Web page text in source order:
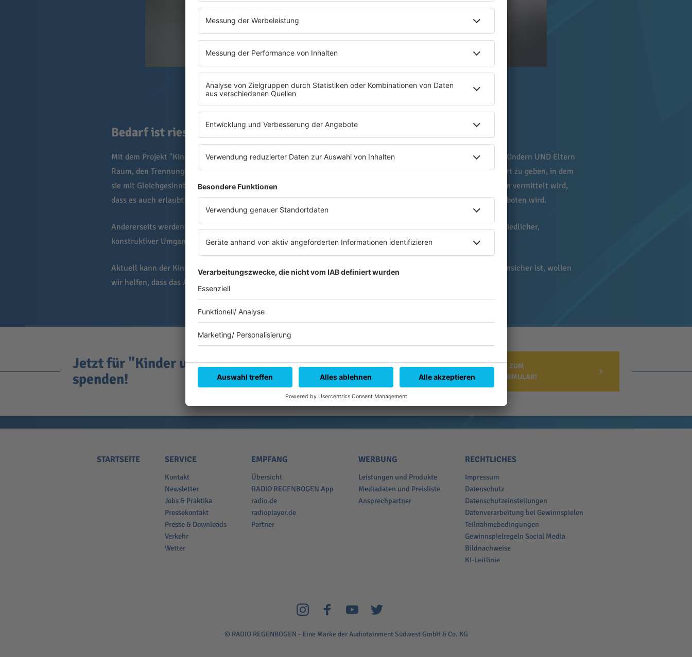
Bedarf ist riesig - Finanzierung unsicher
Mit dem Projekt "Kinder aus der Klemme" bietet der Kinderschutzbund Freiburg / Breisgau - Hochschwarzwald Kindern UND Eltern
Raum, den Trennungsprozess gut zu bewältigen. In Gruppenangeboten geht es darum, Kindern einen sicheren Ort zu geben, in dem
sie mit Gleichgesinnten über ihre Ängste, Sorgen sprechen dürfen, in dem ihr Selbstbewusstsein gestärkt, in dem vermittelt wird,
dass es auch erlaubt ist, beide Eltern zu lieben und nicht zuletzt, in dem den Kindern einfach eine "gute" Zeit geboten wird.
Andererseits werden auch Eltern "in die Pflicht" genommen. Das heißt konkret: In den Elterngruppen wird ein friedlicher,
konstruktiver Umgang gelernt. Damit soll ein realistischer Frieden in der Familie geschaffen werden.
Aktuell kann der Kinderschutzbund jeweils zwei Gruppen anbieten. Da der Bedarf riesig, die Finanzierung aber unsicher ist, wollen
wir helfen, dass das Angebot im nächsten Jahr ausgeweitet werden kann.
Jetzt für "Kinder unterm Regenbogen"
spenden!
HIER GEHT'S ZUM
SPENDENFORMULAR!
STARTSEITE SERVICE
Kontakt
Newsletter
Jobs & Praktika
Pressekontakt
Presse & Downloads
Verkehr
Wetter
EMPFANG
Übersicht
RADIO REGENBOGEN App
radio.de
radioplayer.de
Partner
WERBUNG
Leistungen und Produkte
Mediadaten und Preisliste
Ansprechpartner
RECHTLICHES
Impressum
Datenschutz
Datenschutzeinstellungen
Datenverarbeitung bei Gewinnspielen
Teilnahmebedingungen
Gewinnspielregeln Social Media
Bildnachweise
KI-Leitlinie
© RADIO REGENBOGEN - Eine Marke der Audiotainment Südwest GmbH & Co. KG